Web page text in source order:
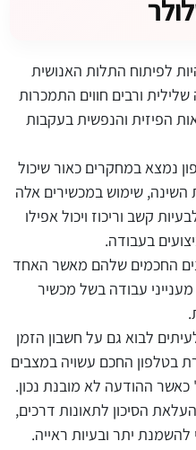
לפיתוח התלות האנושית
ורבים חווים התמכרות
הפיזית והנפשית בעקבות
נמצא במחקרים כאור שיכול
השינה, שימוש במכשירים אלה
קשב וריכוז ויכול אפילו
בעבודה.
החכמים שלהם מאשר האחד
עבודה בשל מכשיר
לבוא גם על חשבון הזמן
בטלפון החכם עשויה במצבים
ההודעה לא מובנת נכון.
הסיכון לתאונות דרכים,
להשמנת יתר ובעיות ראייה.